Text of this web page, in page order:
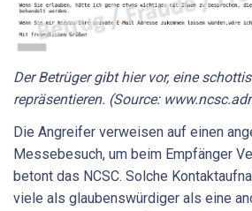
Der Betrüger gibt hier vor, eine
repräsentieren. (Source:
Die Angreifer verweisen auf einen
Messebesuch, um beim Empfänger
betont das NCSC. Solche
viele als glaubenswürdiger als eine